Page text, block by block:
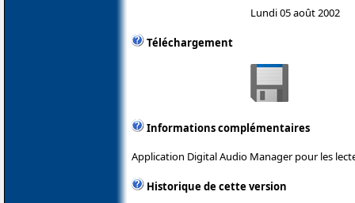
Lundi 05 août 2002
Téléchargement
Informations complémentaires
Application Digital Audio Manager pour les
Historique de cette version